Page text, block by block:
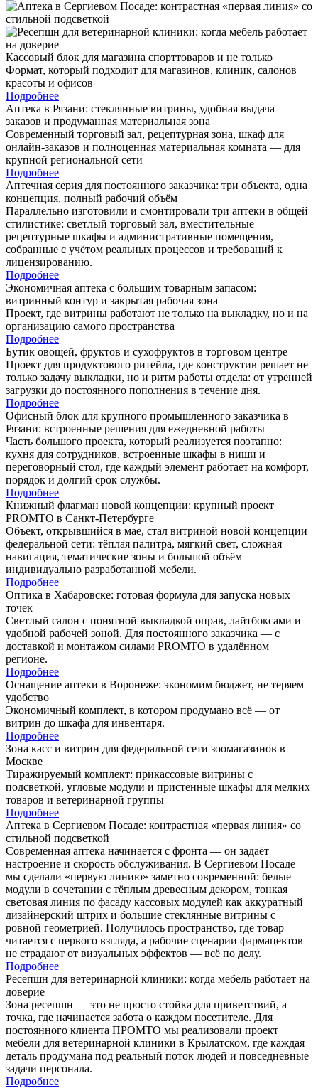
Кассовый блок для магазина спорттоваров и не только
Формат, который подходит для магазинов, клиник, салонов
красоты и офисов
Подробнее
Аптека в Рязани: стеклянные витрины, удобная выдача
заказов и продуманная материальная зона
Современный торговый зал, рецептурная зона, шкаф для
онлайн-заказов и полноценная материальная комната — для
крупной региональной сети
Подробнее
Аптечная серия для постоянного заказчика: три объекта, одна
концепция, полный рабочий объём
Параллельно изготовили и смонтировали три аптеки в общей
стилистике: светлый торговый зал, вместительные
рецептурные шкафы и административные помещения,
собранные с учётом реальных процессов и требований к
лицензированию.
Подробнее
Экономичная аптека с большим товарным запасом:
витринный контур и закрытая рабочая зона
Проект, где витрины работают не только на выкладку, но и на
организацию самого пространства
Подробнее
Бутик овощей, фруктов и сухофруктов в торговом центре
Проект для продуктового ритейла, где конструктив решает не
только задачу выкладки, но и ритм работы отдела: от утренней
загрузки до постоянного пополнения в течение дня.
Подробнее
Офисный блок для крупного промышленного заказчика в
Рязани: встроенные решения для ежедневной работы
Часть большого проекта, который реализуется поэтапно:
кухня для сотрудников, встроенные шкафы в ниши и
переговорный стол, где каждый элемент работает на комфорт,
порядок и долгий срок службы.
Подробнее
Книжный флагман новой концепции: крупный проект
PROMTO в Санкт-Петербурге
Объект, открывшийся в мае, стал витриной новой концепции
федеральной сети: тёплая палитра, мягкий свет, сложная
навигация, тематические зоны и большой объём
индивидуально разработанной мебели.
Подробнее
Оптика в Хабаровске: готовая формула для запуска новых
точек
Светлый салон с понятной выкладкой оправ, лайтбоксами и
удобной рабочей зоной. Для постоянного заказчика — с
доставкой и монтажом силами PROMTO в удалённом
регионе.
Подробнее
Оснащение аптеки в Воронеже: экономим бюджет, не теряем
удобство
Экономичный комплект, в котором продумано всё — от
витрин до шкафа для инвентаря.
Подробнее
Зона касс и витрин для федеральной сети зоомагазинов в
Москве
Тиражируемый комплект: прикассовые витрины с
подсветкой, угловые модули и пристенные шкафы для мелких
товаров и ветеринарной группы
Подробнее
Аптека в Сергиевом Посаде: контрастная «первая линия» со
стильной подсветкой
Современная аптека начинается с фронта — он задаёт
настроение и скорость обслуживания. В Сергиевом Посаде
мы сделали «первую линию» заметно современной: белые
модули в сочетании с тёплым древесным декором, тонкая
световая линия по фасаду кассовых модулей как аккуратный
дизайнерский штрих и большие стеклянные витрины с
ровной геометрией. Получилось пространство, где товар
читается с первого взгляда, а рабочие сценарии фармацевтов
не страдают от визуальных эффектов — всё по делу.
Подробнее
Ресепшн для ветеринарной клиники: когда мебель работает на
доверие
Зона ресепшн — это не просто стойка для приветствий, а
точка, где начинается забота о каждом посетителе. Для
постоянного клиента ПРОМТО мы реализовали проект
мебели для ветеринарной клиники в Крылатском, где каждая
деталь продумана под реальный поток людей и повседневные
задачи персонала.
Подробнее